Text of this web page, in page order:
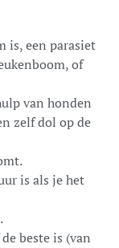
is, een parasiet
of
van honden
zelf dol op de
is als je het
beste is (van